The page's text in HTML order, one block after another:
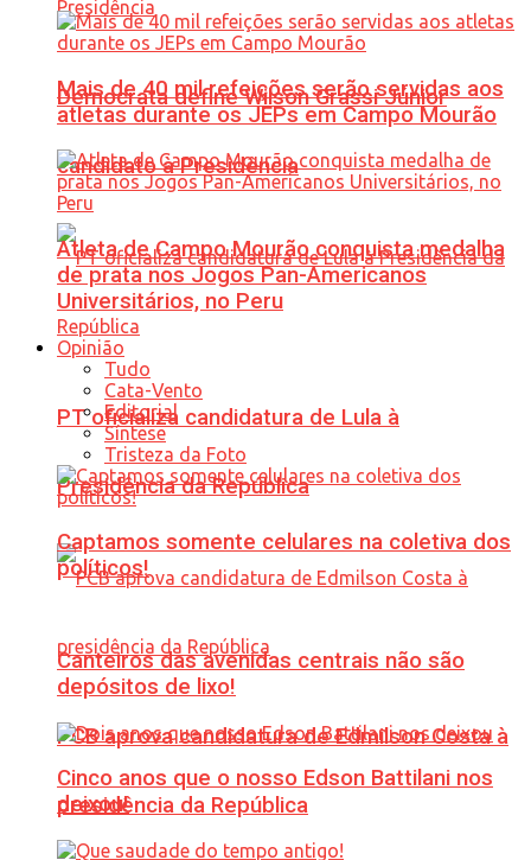
Democrata define Wilson Grassi Júnior
candidato à Presidência
PT oficializa candidatura de Lula à
Presidência da República
PCB aprova candidatura de Edmilson Costa à
presidência da República
Mais de 40 mil refeições serão servidas aos
atletas durante os JEPs em Campo Mourão
Atleta de Campo Mourão conquista medalha
de prata nos Jogos Pan-Americanos
Universitários, no Peru
Opinião
Tudo
Cata-Vento
Editorial
Síntese
Tristeza da Foto
Captamos somente celulares na coletiva dos
políticos!
Canteiros das avenidas centrais não são
depósitos de lixo!
Cinco anos que o nosso Edson Battilani nos
deixou!